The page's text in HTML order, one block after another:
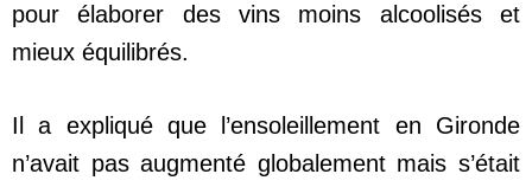
pour élaborer des vins moins alcoolisés et
mieux équilibrés.
Il a expliqué que l’ensoleillement en Gironde
n’avait pas augmenté globalement mais s’était